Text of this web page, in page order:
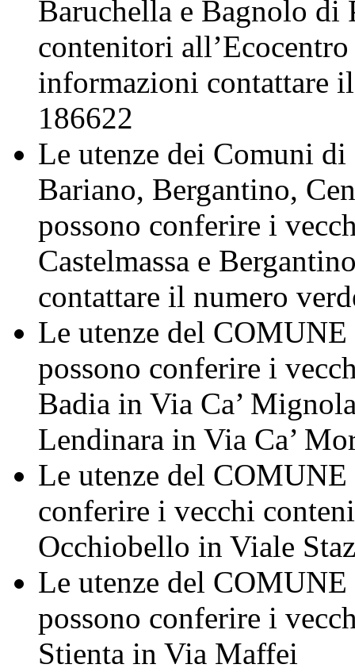
Baruchella e Bagnolo di
contenitori
informazioni contattare
186622
Le utenze dei Comuni di
Bariano, Bergantino,
possono conferire i
Castelmassa e
contattare il numero
Le utenze del
possono conferire i
Badia in Via Ca’
Lendinara in Via Ca’
Le utenze del
conferire i vecchi
Occhiobello in Viale
Le utenze del
possono conferire i
Stienta in Via Maffei